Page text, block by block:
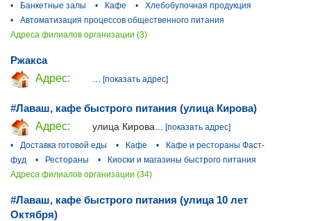
•
Банкетные залы • Кафе •
Хлебобулочная продукция
•
Автоматизация процессов общественного питания
Адреса филиалов организации (3)
Ржакса
Адрес:
... [показать адрес]
#Лаваш, кафе быстрого питания (улица Кирова)
Адрес:
улица Кирова...
[показать адрес]
•
Доставка готовой еды • Кафе •
Кафе и рестораны Фаст-
фуд
• Рестораны •
Киоски и магазины быстрого питания
Адреса филиалов организации (34)
#Лаваш, кафе быстрого питания (улица 10 лет
Октября)